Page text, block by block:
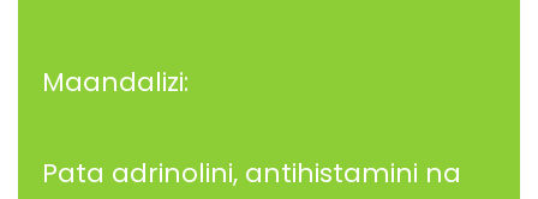
Maandalizi:
Pata adrinolini, antihistamini na